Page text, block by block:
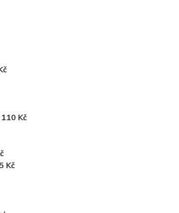
Kč
Kč